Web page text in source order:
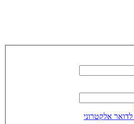
אלקטרוני